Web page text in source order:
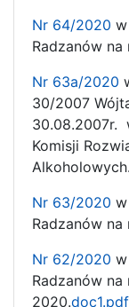
Nr 64/2020
Radzanów
Nr 63a/2020
30/2007
30.08.2007r.
Komisji
Alkoholowych.
Nr 63/2020
Radzanów
Nr 62/2020
Radzanów na
2020.doc1.pdf